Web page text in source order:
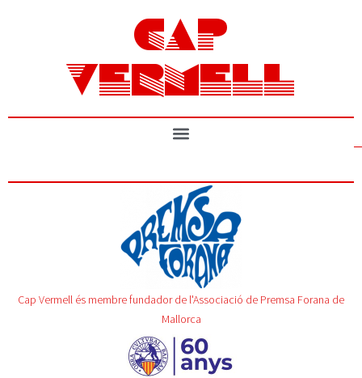
CAP
VERMELL
Cap Vermell és membre fundador de l'Associació de Premsa Forana de
Mallorca